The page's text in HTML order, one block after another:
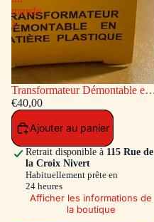
transfo
)
Transformateur Démontable en
matiére plastique Ref ADT-833
( Accessoires a l'intérieur du
transfo )
€40,00
Ajouter au panier
Retrait disponible à 115 Rue de
la Croix Nivert
Habituellement prête en
24 heures
Afficher les informations de
la boutique